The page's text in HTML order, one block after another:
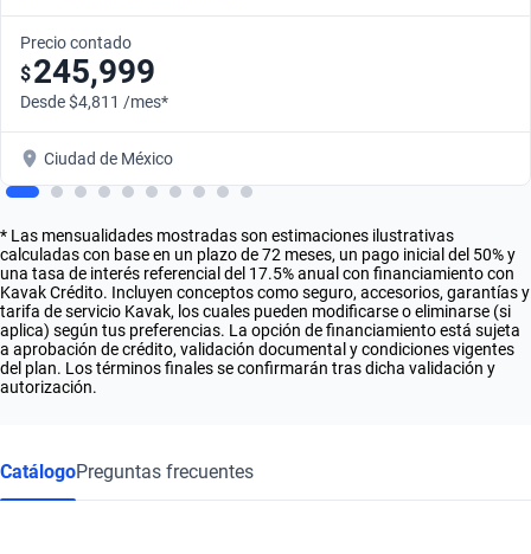
Precio contado
$245,999
Desde $4,811 /mes*
Ciudad de México
* Las mensualidades mostradas son estimaciones ilustrativas
calculadas con base en un plazo de 72 meses, un pago inicial del 50% y
una tasa de interés referencial del 17.5% anual con financiamiento con
Kavak Crédito. Incluyen conceptos como seguro, accesorios, garantías y
tarifa de servicio Kavak, los cuales pueden modificarse o eliminarse (si
aplica) según tus preferencias. La opción de financiamiento está sujeta
a aprobación de crédito, validación documental y condiciones vigentes
del plan. Los términos finales se confirmarán tras dicha validación y
autorización.
CatálogoPreguntas frecuentes